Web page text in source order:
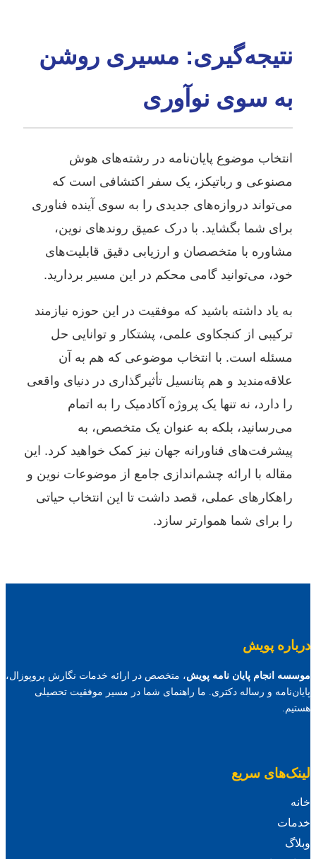
نتیجه‌گیری: مسیری روشن
به سوی نوآوری
انتخاب موضوع پایان‌نامه در رشته‌های هوش
مصنوعی و رباتیکز، یک سفر اکتشافی است که
می‌تواند دروازه‌های جدیدی را به سوی آینده فناوری
برای شما بگشاید. با درک عمیق روندهای نوین،
مشاوره با متخصصان و ارزیابی دقیق قابلیت‌های
خود، می‌توانید گامی محکم در این مسیر بردارید.
به یاد داشته باشید که موفقیت در این حوزه نیازمند
ترکیبی از کنجکاوی علمی، پشتکار و توانایی حل
مسئله است. با انتخاب موضوعی که هم به آن
علاقه‌مندید و هم پتانسیل تأثیرگذاری در دنیای واقعی
را دارد، نه تنها یک پروژه آکادمیک را به اتمام
می‌رسانید، بلکه به عنوان یک متخصص، به
پیشرفت‌های فناورانه جهان نیز کمک خواهید کرد. این
مقاله با ارائه چشم‌اندازی جامع از موضوعات نوین و
راهکارهای عملی، قصد داشت تا این انتخاب حیاتی
را برای شما هموارتر سازد.
درباره پویش
موسسه انجام پایان نامه پویش، متخصص در ارائه خدمات نگارش پروپوزال،
پایان‌نامه و رساله دکتری. ما راهنمای شما در مسیر موفقیت تحصیلی
هستیم.
لینک‌های سریع
خانه
خدمات
وبلاگ